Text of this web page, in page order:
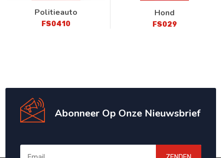
Politieauto
FS0410
Hond
FS029
Abonneer Op Onze Nieuwsbrief